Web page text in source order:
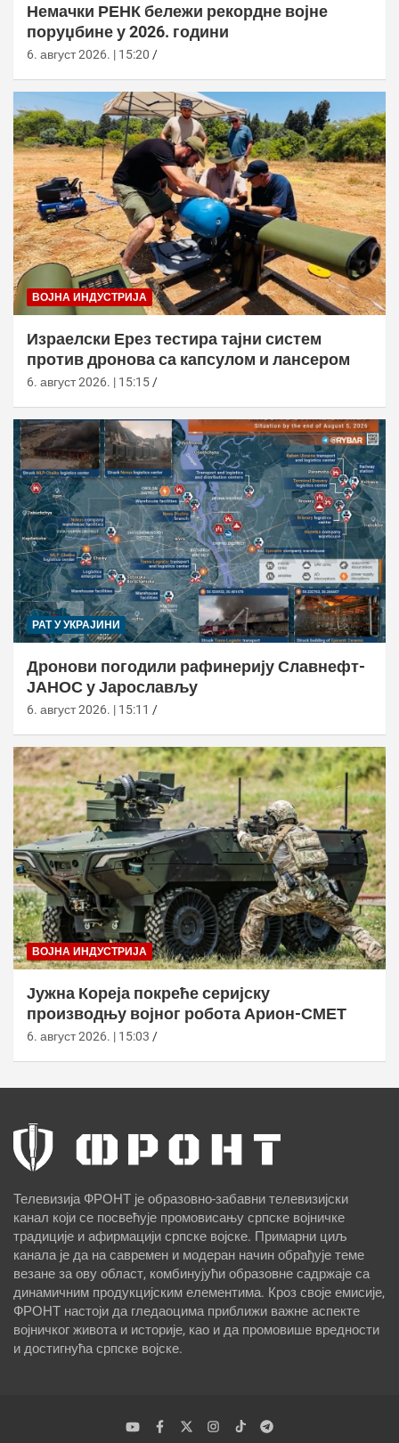
Немачки РЕНК бележи рекордне војне
поруџбине у 2026. години
6. август 2026. | 15:20
ВОЈНА ИНДУСТРИЈА
Израелски Ерез тестира тајни систем
против дронова са капсулом и лансером
6. август 2026. | 15:15
РАТ У УКРАЈИНИ
Дронови погодили рафинерију Славнефт-
ЈАНОС у Јарослављу
6. август 2026. | 15:11
ВОЈНА ИНДУСТРИЈА
Јужна Кореја покреће серијску
производњу војног робота Арион-СМЕТ
6. август 2026. | 15:03
Телевизија ФРОНТ је образовно-забавни телевизијски
канал који се посвећује промовисању српске војничке
традиције и афирмацији српске војске. Примарни циљ
канала је да на савремен и модеран начин обрађује теме
везане за ову област, комбинујући образовне садржаје са
динамичним продукцијским елементима. Кроз своје емисије,
ФРОНТ настоји да гледаоцима приближи важне аспекте
војничког живота и историје, као и да промовише вредности
и достигнућа српске војске.